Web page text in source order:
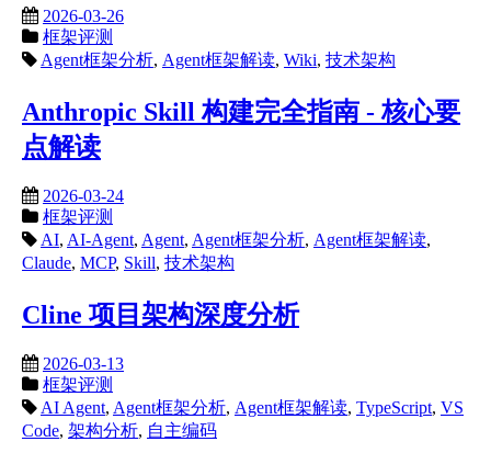
2026-03-26
框架评测
Agent框架分析, Agent框架解读, Wiki, 技术架构
Anthropic Skill 构建完全指南 - 核心要
点解读
2026-03-24
框架评测
AI, AI-Agent, Agent, Agent框架分析, Agent框架解读,
Claude, MCP, Skill, 技术架构
Cline 项目架构深度分析
2026-03-13
框架评测
AI Agent, Agent框架分析, Agent框架解读, TypeScript, VS
Code, 架构分析, 自主编码